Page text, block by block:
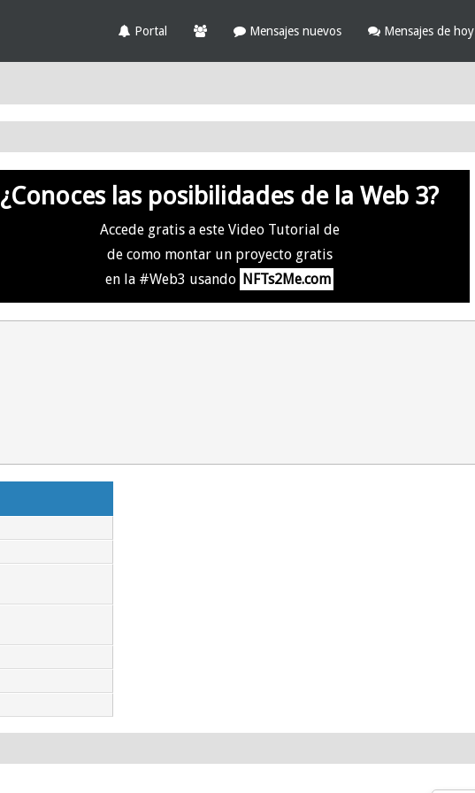
Portal Mensajes nuevos Mensajes de hoy
¿Conoces las posibilidades de la Web 3?
Accede gratis a este Video Tutorial de
de como montar un proyecto gratis
en la #Web3 usando NFTs2Me.com